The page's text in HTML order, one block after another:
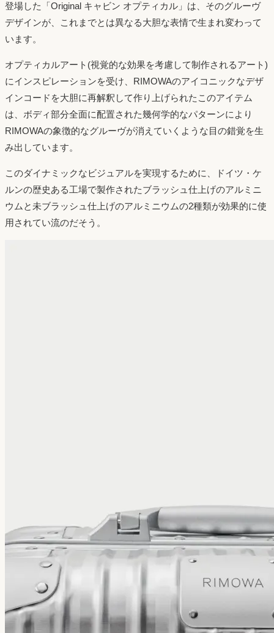
登場した「Original キャビン オプティカル」は、そのグルーヴ
デザインが、これまでとは異なる大胆な表情で生まれ変わって
います。
オプティカルアート(視覚的な効果を考慮して制作されるアート)
にインスピレーションを受け、RIMOWAのアイコニックなデザ
インコードを大胆に再解釈して作り上げられたこのアイテム
は、ボディ部分全面に配置された幾何学的なパターンにより
RIMOWAの象徴的なグルーヴが消えていくような目の錯覚を生
み出しています。
このダイナミックなビジュアルを実現するために、ドイツ・ケ
ルンの歴史ある工場で製作されたブラッシュ仕上げのアルミニ
ウムと未ブラッシュ仕上げのアルミニウムの2種類が効果的に使
用されてい流のだそう。